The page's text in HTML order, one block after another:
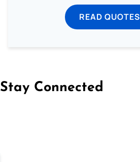
READ QUOTES
Stay Connected